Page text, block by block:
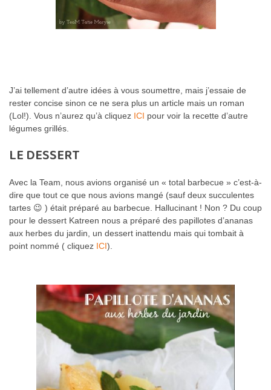
J’ai tellement d’autre idées à vous soumettre, mais j’essaie de
rester concise sinon ce ne sera plus un article mais un roman
(Lol!). Vous n’aurez qu’à cliquez ICI pour voir la recette d’autre
légumes grillés.
LE DESSERT
Avec la Team, nous avions organisé un « total barbecue » c’est-à-
dire que tout ce que nous avions mangé (sauf deux succulentes
tartes 😉 ) était préparé au barbecue. Hallucinant ! Non ? Du coup
pour le dessert Katreen nous a préparé des papillotes d’ananas
aux herbes du jardin, un dessert inattendu mais qui tombait à
point nommé ( cliquez ICI).